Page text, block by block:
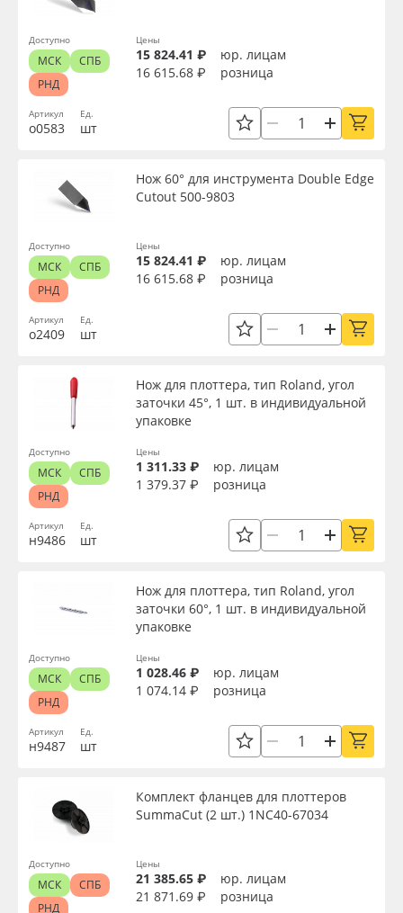
Баннер
Заготовки для сувениров
Артикул
о0583
Ед.
шт
Цены
15 824.41 ₽
юр. лицам
16 615.68 ₽
розница
Доступно
МСК
СПБ
РНД
Артикул
о2409
Нож 60° для инструмента Double Edge
Cutout 500-9803
Ед.
шт
Цены
15 824.41 ₽
юр. лицам
16 615.68 ₽
розница
Доступно
МСК
СПБ
РНД
Артикул
н9486
Нож для плоттера, тип Roland, угол
заточки 45°, 1 шт. в индивидуальной
упаковке
Ед.
шт
Цены
1 311.33 ₽
юр. лицам
1 379.37 ₽
розница
Доступно
МСК
СПБ
РНД
Артикул
н9487
Нож для плоттера, тип Roland, угол
заточки 60°, 1 шт. в индивидуальной
упаковке
Ед.
шт
Цены
1 028.46 ₽
юр. лицам
1 074.14 ₽
розница
Доступно
МСК
СПБ
РНД
Комплект фланцев для плоттеров
SummaCut (2 шт.) 1NC40-67034
Цены
21 385.65 ₽
юр. лицам
21 871.69 ₽
розница
Доступно
МСК
СПБ
РНД